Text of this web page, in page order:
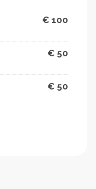
€ 100
€ 50
€ 50